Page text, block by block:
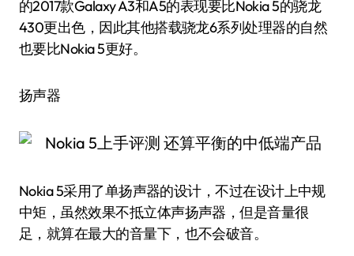
的2017款Galaxy A3和A5的表现要比Nokia 5的骁龙
430更出色，因此其他搭载骁龙6系列处理器的自然
也要比Nokia 5更好。
扬声器
Nokia 5采用了单扬声器的设计，不过在设计上中规
中矩，虽然效果不抵立体声扬声器，但是音量很
足，就算在最大的音量下，也不会破音。